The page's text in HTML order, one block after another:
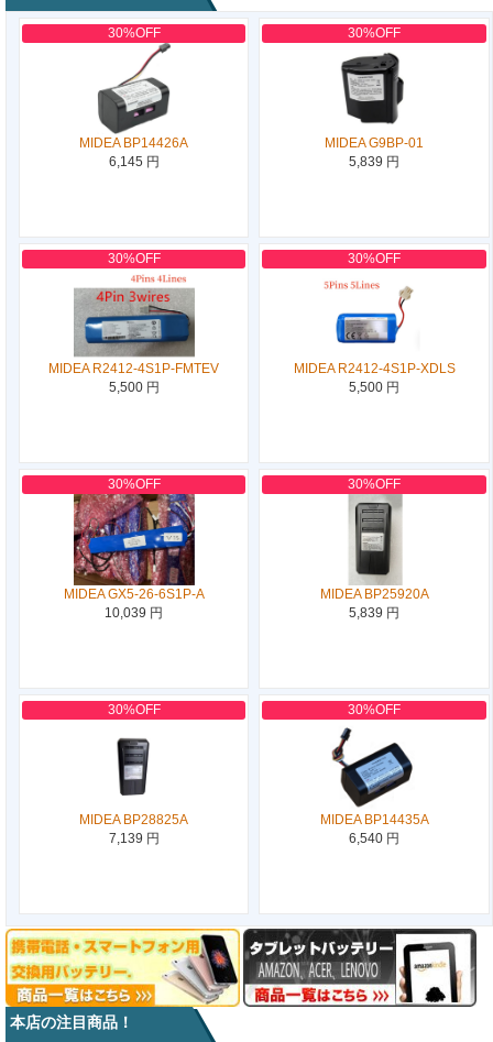
30%OFF
MIDEA BP14426A
6,145 円
30%OFF
MIDEA G9BP-01
5,839 円
30%OFF
MIDEA R2412-4S1P-FMTEV
5,500 円
30%OFF
MIDEA R2412-4S1P-XDLS
5,500 円
30%OFF
MIDEA GX5-26-6S1P-A
10,039 円
30%OFF
MIDEA BP25920A
5,839 円
30%OFF
MIDEA BP28825A
7,139 円
30%OFF
MIDEA BP14435A
6,540 円
本店の注目商品！